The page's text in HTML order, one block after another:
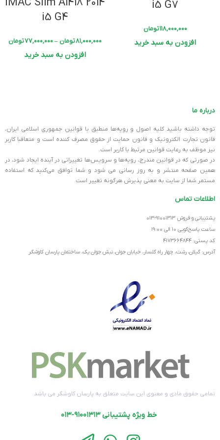
i5 G7
۱۱۸,۰۰۰,۰۰۰تومان
افزودن به سبد خرید
i5 G4
۸۱,۰۰۰,۰۰۰تومان –۷۷,۰۰۰,۰۰۰تومان
افزودن به سبد خرید
درباره ما
توجه داشته باشید کلیه اصول و رویه‏‌ها منطبق با قوانین جمهوری اسلامی ایران،
قانون تجارت الکترونیک و قانون حمایت از حقوق مصرف کننده است و متعاقبا کاربر
نیز موظف به رعایت قوانین مرتبط با کاربر است.
در صورتی که در قوانین مندرج، رویه‏‌ها و سرویس‏‌ها تغییراتی در آینده ایجاد شود، در
همین صفحه منتشر و به روز رسانی می شود و شما توافق می‏‌کنید که استفاده
مستمر شما از سایت به معنی پذیرش هرگونه تغییر است.
اطلاعات تماس
پشتیبانی و فروش ۹۱۰۰۱۳۱۳-۰۱۳
ساعت پاسخ‌گویی ۱۰ الی ۱۹:۰۰
کد پستی: ۴۱۷۳۶۶۴۸۴۴
آدرس: گیلان، رشت، چهار راه گلسار، خیابان جوان، نبش جوان یک، ساختمان پارسان کاوشگر
تمامی حقوق مادی و معنوی این سایت متعلق به پارسان کاوشگر می باشد.
خط ویژه پشتیبانی ۹۱۰۰۱۳۱۳-۰۱۳